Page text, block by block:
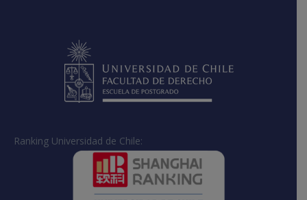
Ranking Universidad de Chile: